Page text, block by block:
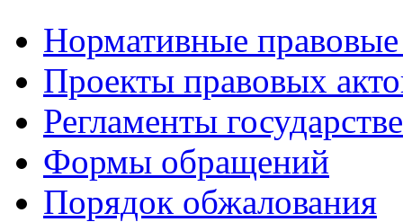
Нормативные
Проекты правовых
Регламенты
Формы обращений
Порядок обжалования